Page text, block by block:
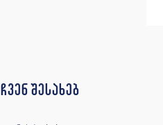
ჩვენ შესახებ